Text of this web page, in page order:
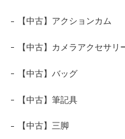
【中古】アクションカム
【中古】カメラアクセサリ
【中古】バッグ
【中古】筆記具
【中古】三脚